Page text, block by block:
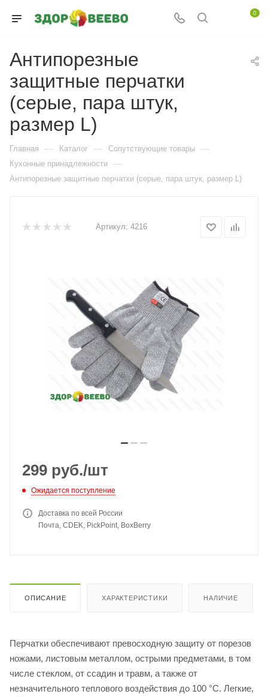
0
Антипорезные
защитные перчатки
(серые, пара штук,
размер L)
Главная — Каталог — Сопутствующие товары —
Кухонные принадлежности —
Антипорезные защитные перчатки (серые, пара штук, размер L)
Артикул: 4216
299 руб./шт
Ожидается поступление
Доставка по всей России
Почта, CDEK, PickPoint, BoxBerry
ОПИСАНИЕ ХАРАКТЕРИСТИКИ НАЛИЧИЕ
Перчатки обеспечивают превосходную защиту от порезов
ножами, листовым металлом, острыми предметами, в том
числе стеклом, от ссадин и травм, а также от
незначительного теплового воздействия до 100 °C. Легкие,